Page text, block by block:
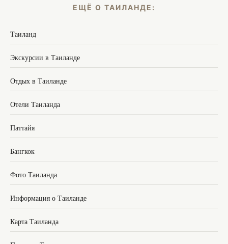
ЕЩЁ О ТАИЛАНДЕ:
Таиланд
Экскурсии в Таиланде
Отдых в Таиланде
Отели Таиланда
Паттайя
Бангкок
Фото Таиланда
Информация о Таиланде
Карта Таиланда